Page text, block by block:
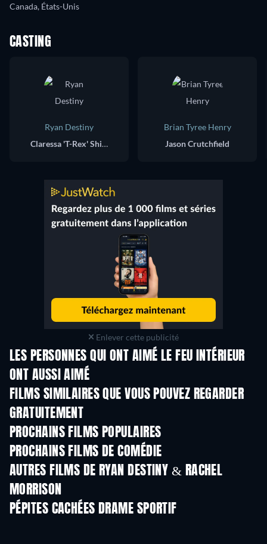
Canada, États-Unis
CASTING
Ryan Destiny
Claressa 'T-Rex' Shields
Brian Tyree Henry
Jason Crutchfield
Enlever cette publicité
LES PERSONNES QUI ONT AIMÉ LE FEU INTÉRIEUR
ONT AUSSI AIMÉ
FILMS SIMILAIRES QUE VOUS POUVEZ REGARDER
GRATUITEMENT
PROCHAINS FILMS POPULAIRES
PROCHAINS FILMS DE COMÉDIE
AUTRES FILMS DE RYAN DESTINY & RACHEL
MORRISON
PÉPITES CACHÉES DRAME SPORTIF